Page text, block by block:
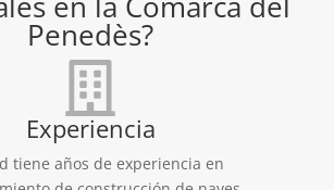
Penedès?
Experiencia
tiene años de experiencia en